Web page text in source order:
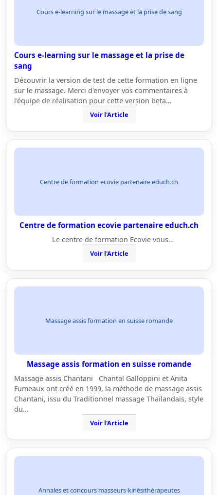
Cours e-learning sur le massage et la prise de sang
Cours e-learning sur le massage et la prise de
sang
Découvrir la version de test de cette formation en ligne
sur le massage. Merci d'envoyer vos commentaires à
l'équipe de réalisation pour cette version beta…
Voir l'Article
Centre de formation ecovie partenaire educh.ch
Centre de formation ecovie partenaire educh.ch
Le centre de formation Ecovie vous…
Voir l'Article
Massage assis formation en suisse romande
Massage assis formation en suisse romande
Massage assis Chantani Chantal Galloppini et Anita
Fumeaux ont créé en 1999, la méthode de massage assis
Chantani, issu du Traditionnel massage Thaïlandais, style
du…
Voir l'Article
Annales et concours masseurs-kinésithérapeutes